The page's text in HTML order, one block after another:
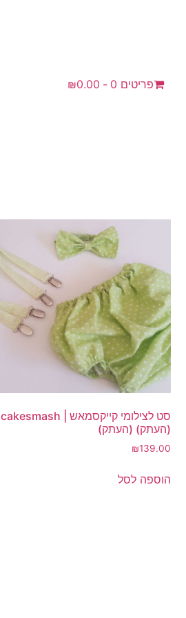
פריטים 0 ₪0.00
סט לצילומי קייקסמאש | cakesmash
(העתק) (העתק)
₪139.00
הוספה לסל